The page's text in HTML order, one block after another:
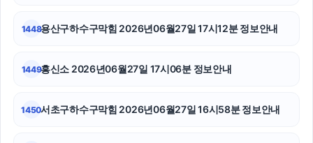
수원이혼변호사
구리하수구막힘
1448용산구하수구막힘 2026년06월27일 17시12분 정보안내
1449흥신소 2026년06월27일 17시06분 정보안내
1450서초구하수구막힘 2026년06월27일 16시58분 정보안내